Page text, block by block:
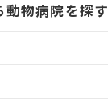
動物病院を探す